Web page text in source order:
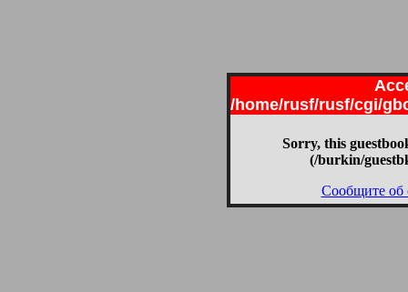
/home/rusf/rusf/cgi/
Sorry, this
(/burkin/
Сообщите об